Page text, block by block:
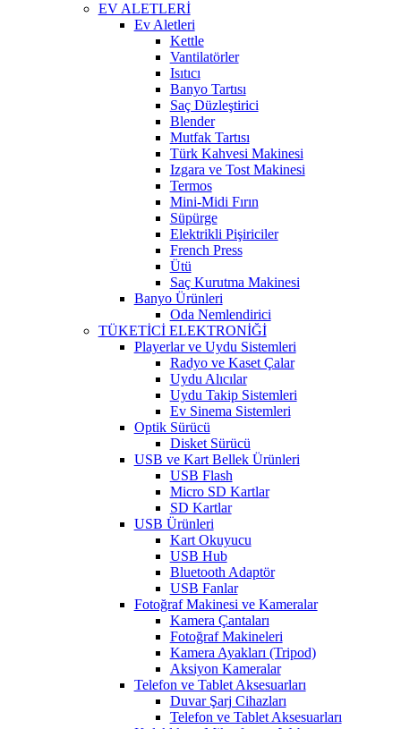
EV ALETLERİ
Ev Aletleri
Kettle
Vantilatörler
Isıtıcı
Banyo Tartısı
Saç Düzleştirici
Blender
Mutfak Tartısı
Türk Kahvesi Makinesi
Izgara ve Tost Makinesi
Termos
Mini-Midi Fırın
Süpürge
Elektrikli Pişiriciler
French Press
Ütü
Saç Kurutma Makinesi
Banyo Ürünleri
Oda Nemlendirici
TÜKETİCİ ELEKTRONİĞİ
Playerlar ve Uydu Sistemleri
Radyo ve Kaset Çalar
Uydu Alıcılar
Uydu Takip Sistemleri
Ev Sinema Sistemleri
Optik Sürücü
Disket Sürücü
USB ve Kart Bellek Ürünleri
USB Flash
Micro SD Kartlar
SD Kartlar
USB Ürünleri
Kart Okuyucu
USB Hub
Bluetooth Adaptör
USB Fanlar
Fotoğraf Makinesi ve Kameralar
Kamera Çantaları
Fotoğraf Makineleri
Kamera Ayakları (Tripod)
Aksiyon Kameralar
Telefon ve Tablet Aksesuarları
Duvar Şarj Cihazları
Telefon ve Tablet Aksesuarları